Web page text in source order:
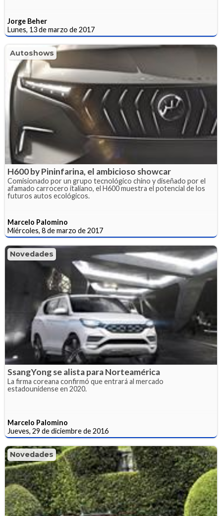
Jorge Beher
Lunes, 13 de marzo de 2017
Autoshows
H600 by Pininfarina, el ambicioso showcar
Comisionado por un grupo tecnológico chino y diseñado por el
afamado carrocero italiano, el H600 muestra el potencial de los
futuros autos ecológicos.
Marcelo Palomino
Miércoles, 8 de marzo de 2017
Novedades
SsangYong se alista para Norteamérica
La firma coreana confirmó que entrará al mercado
estadounidense en 2020.
Marcelo Palomino
Jueves, 29 de diciembre de 2016
Novedades